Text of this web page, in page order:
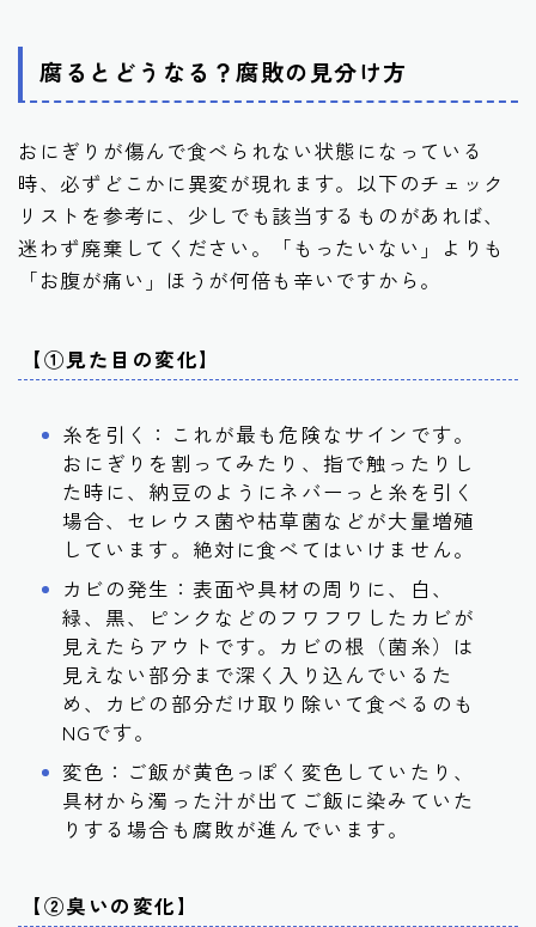
腐るとどうなる？腐敗の見分け方
おにぎりが傷んで食べられない状態になっている
時、必ずどこかに異変が現れます。以下のチェック
リストを参考に、少しでも該当するものがあれば、
迷わず廃棄してください。「もったいない」よりも
「お腹が痛い」ほうが何倍も辛いですから。
【①見た目の変化】
糸を引く：これが最も危険なサインです。
おにぎりを割ってみたり、指で触ったりし
た時に、納豆のようにネバーっと糸を引く
場合、セレウス菌や枯草菌などが大量増殖
しています。絶対に食べてはいけません。
カビの発生：表面や具材の周りに、白、
緑、黒、ピンクなどのフワフワしたカビが
見えたらアウトです。カビの根（菌糸）は
見えない部分まで深く入り込んでいるた
め、カビの部分だけ取り除いて食べるのも
NGです。
変色：ご飯が黄色っぽく変色していたり、
具材から濁った汁が出てご飯に染みていた
りする場合も腐敗が進んでいます。
【②臭いの変化】